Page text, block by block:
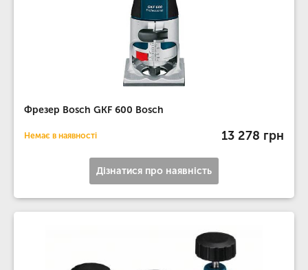
Фрезер Bosch GKF 600 Bosch
Немає в наявності 13 278 грн
Дізнатися про наявність